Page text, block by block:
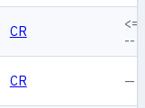
CR
--
CR —